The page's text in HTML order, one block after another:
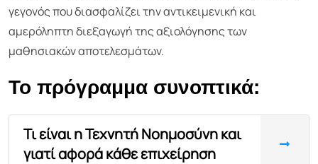
γεγονός που διασφαλίζει την αντικειμενική και
αμερόληπτη διεξαγωγή της αξιολόγησης των
μαθησιακών αποτελεσμάτων.
Το πρόγραμμα συνοπτικά:
Τι είναι η Τεχνητή Νοημοσύνη και
γιατί αφορά κάθε επιχείρηση